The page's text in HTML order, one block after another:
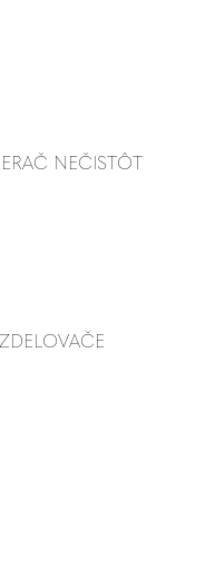
NEČISTÔT